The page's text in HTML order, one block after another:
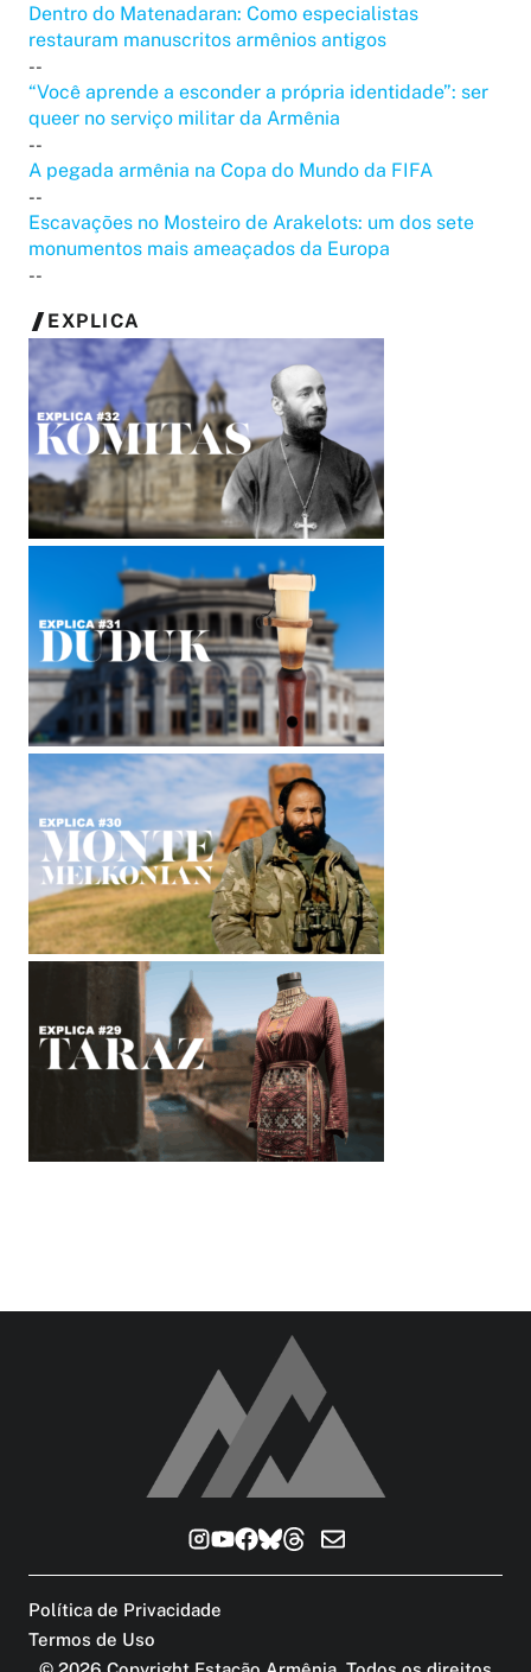
Dentro do Matenadaran: Como especialistas
restauram manuscritos armênios antigos
--
“Você aprende a esconder a própria identidade”: ser
queer no serviço militar da Armênia
--
A pegada armênia na Copa do Mundo da FIFA
--
Escavações no Mosteiro de Arakelots: um dos sete
monumentos mais ameaçados da Europa
--
EXPLICA
Política de Privacidade
Termos de Uso